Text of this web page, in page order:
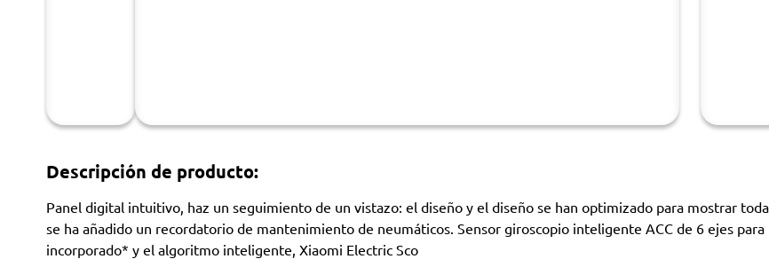
Descripción de producto:
Panel digital intuitivo, haz un seguimiento de un vistazo: el diseño y el diseño se han optimizado para mostrar
se ha añadido un recordatorio de mantenimiento de neumáticos. Sensor giroscopio inteligente ACC de 6 ejes
incorporado* y el algoritmo inteligente, Xiaomi Electric Sco